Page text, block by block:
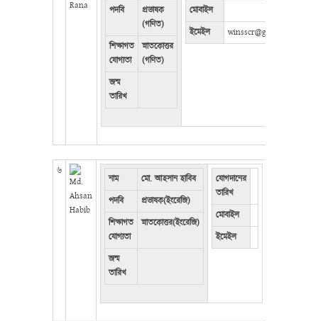
পদবি
প্রভাষক
(গণিত)
শিক্ষাগত
যোগ্যতা
স্নাতকোত্তর
(গণিত)
জন্ম
তারিখ
মোবাইল
ইমেইল
winsscr@gmail.com
৬
নাম
মো. আহসান হাবিব
পদবি
প্রভাষক(ইংরেজি)
শিক্ষাগত
যোগ্যতা
স্নাতকোত্তর(ইংরেজি)
জন্ম
তারিখ
যোগদানের
তারিখ
মোবাইল
ইমেইল